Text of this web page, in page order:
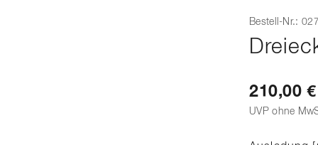
Bestell-Nr.:
210,00 €
UVP ohne